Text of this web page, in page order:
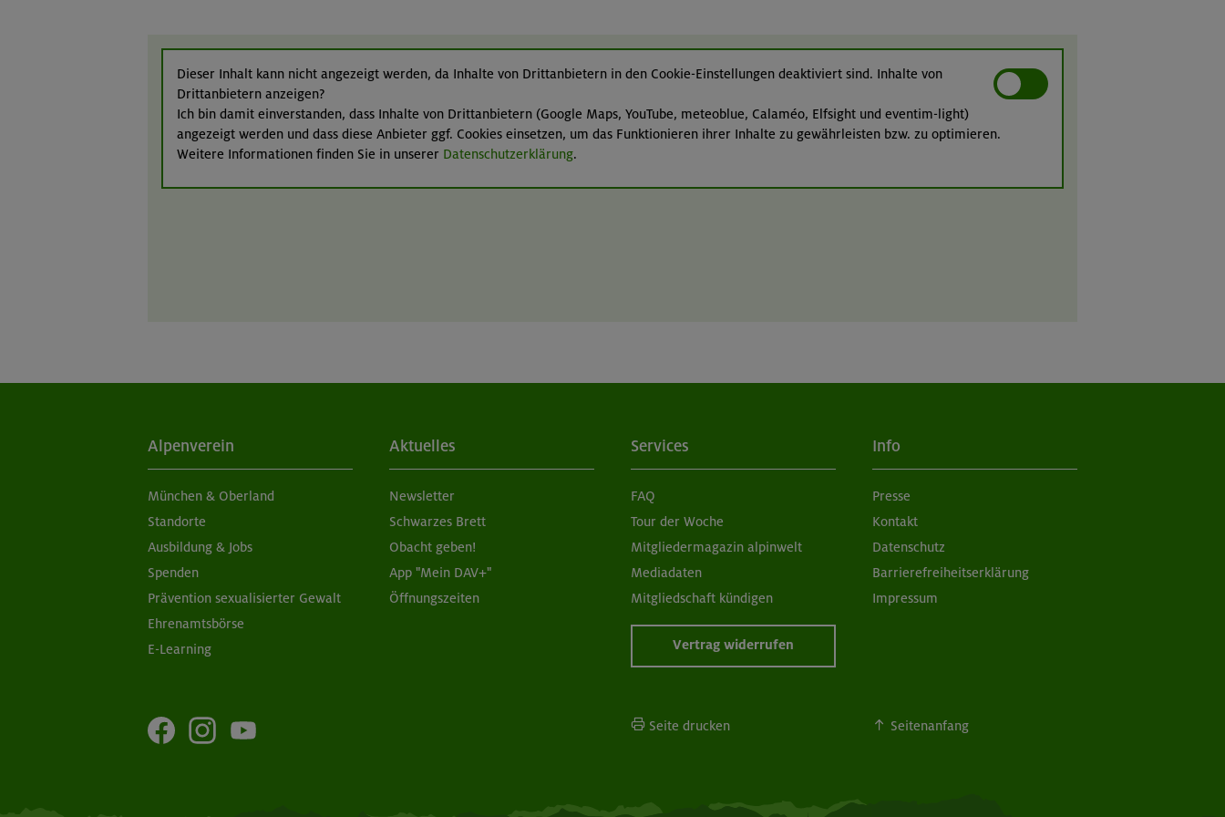
Dieser Inhalt kann nicht angezeigt werden, da Inhalte von Drittanbietern in den Cookie-Einstellungen deaktiviert sind. Inhalte von
Drittanbietern anzeigen?
Ich bin damit einverstanden, dass Inhalte von Drittanbietern (Google Maps, YouTube, meteoblue, Calaméo, Elfsight und eventim-light)
angezeigt werden und dass diese Anbieter ggf. Cookies einsetzen, um das Funktionieren ihrer Inhalte zu gewährleisten bzw. zu optimieren.
Weitere Informationen finden Sie in unserer Datenschutzerklärung.
Alpenverein
München & Oberland
Standorte
Ausbildung & Jobs
Spenden
Prävention sexualisierter Gewalt
Ehrenamtsbörse
E-Learning
Aktuelles
Newsletter
Schwarzes Brett
Obacht geben!
App "Mein DAV+"
Öffnungszeiten
Services
FAQ
Tour der Woche
Mitgliedermagazin alpinwelt
Mediadaten
Mitgliedschaft kündigen
Vertrag widerrufen
Info
Presse
Kontakt
Datenschutz
Barrierefreiheitserklärung
Impressum
Seite drucken Seitenanfang